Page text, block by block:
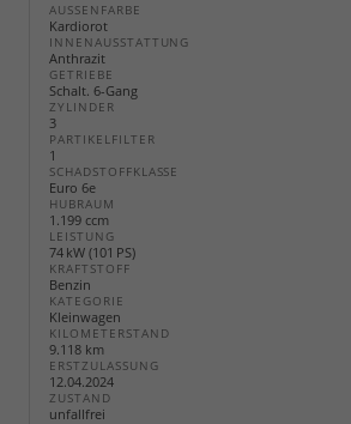
AUSSENFARBE
Kardiorot
INNENAUSSTATTUNG
Anthrazit
GETRIEBE
Schalt. 6-Gang
ZYLINDER
3
PARTIKELFILTER
1
SCHADSTOFFKLASSE
Euro 6e
HUBRAUM
1.199 ccm
LEISTUNG
74 kW (101 PS)
KRAFTSTOFF
Benzin
KATEGORIE
Kleinwagen
KILOMETERSTAND
9.118 km
ERSTZULASSUNG
12.04.2024
ZUSTAND
unfallfrei